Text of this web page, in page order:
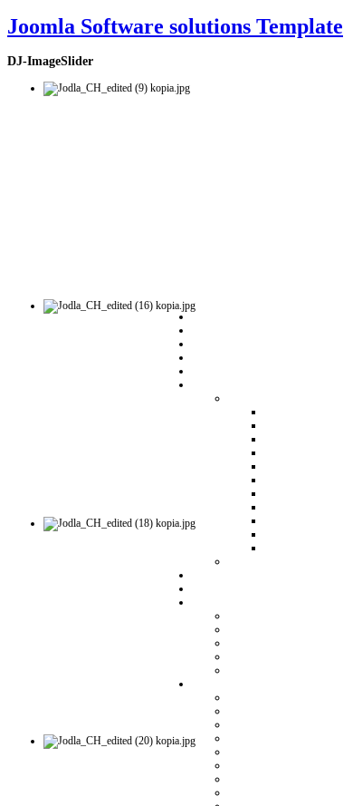
Joomla Software solutions Template
DJ-ImageSlider